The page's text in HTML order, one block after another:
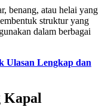
benang, atau helai yang
struktur yang
dalam berbagai
Ulasan Lengkap dan
Kapal